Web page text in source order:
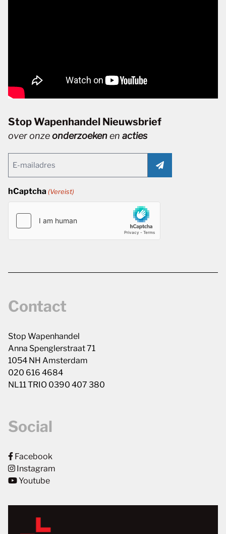
Stop Wapenhandel Nieuwsbrief
over onzeonderzoekenen acties
(Vereist)
hCaptcha (Vereist)
Contact
Stop Wapenhandel
Anna Spenglerstraat 71
1054 NH Amsterdam
020 616 4684
NL11 TRIO 0390 407 380
Social
Facebook
Instagram
Youtube